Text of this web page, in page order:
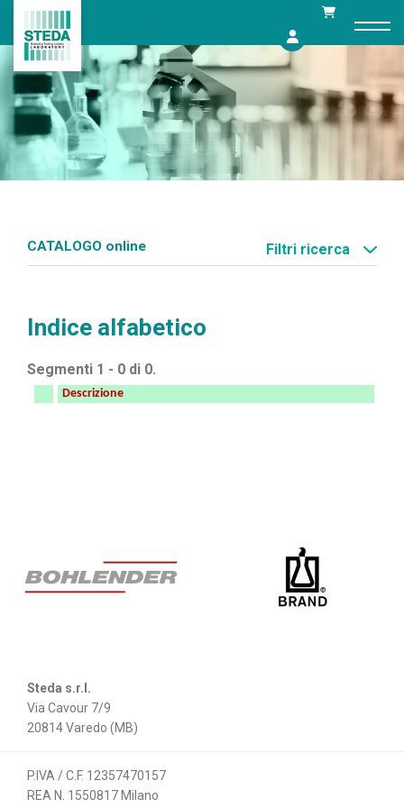
content
CATALOGO online Filtri ricerca
Indice alfabetico
Segmenti 1 - 0 di 0.
Descrizione
Steda s.r.l.
Via Cavour 7/9
20814 Varedo (MB)
P.IVA / C.F. 12357470157
REA N. 1550817 Milano